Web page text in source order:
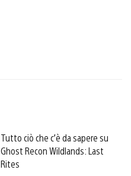
Tutto ciò che c’è da sapere su
Ghost Recon Wildlands: Last
Rites